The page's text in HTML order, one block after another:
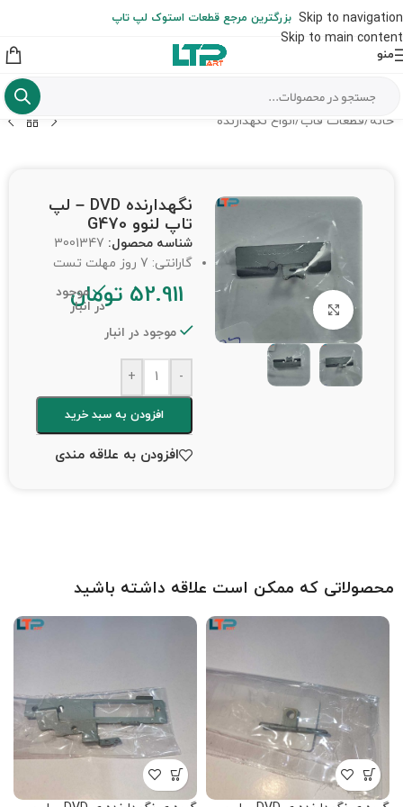
Skip to navigation
Skip to main content
از شهرستان به عهده مشتری است)
بزرگترین مرجع قطعات استوک لپ تاپ
منو
خانه /قطعات قاب/انواع نگهدارنده
برای بزرگنمایی کلیک کنید
نگهدارنده DVD – لپ
تاپ لنوو G470
شناسه محصول: 3001347
گارانتی: 7 روز مهلت تست
52.911 تومان
موجود
در انبار
موجود در انبار
-
+
افزودن به سبد خرید
افزودن به علاقه مندی
محصولاتی که ممکن است علاقه داشته باشید